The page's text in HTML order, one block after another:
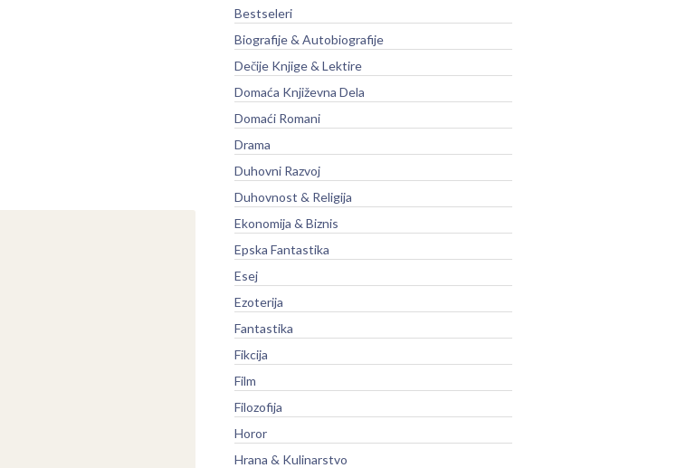
Bestseleri
Biografije & Autobiografije
Dečije Knjige & Lektire
Domaća Književna Dela
Domaći Romani
Drama
Duhovni Razvoj
Duhovnost & Religija
Ekonomija & Biznis
Epska Fantastika
Esej
Ezoterija
Fantastika
Fikcija
Film
Filozofija
Horor
Hrana & Kulinarstvo